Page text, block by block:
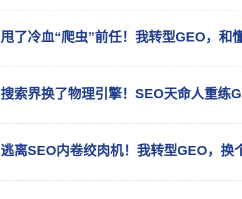
甩了冷血“爬虫”前任！我转型GEO，和
搜索界换了物理引擎！SEO天命人重练
逃离SEO内卷绞肉机！我转型GEO，换